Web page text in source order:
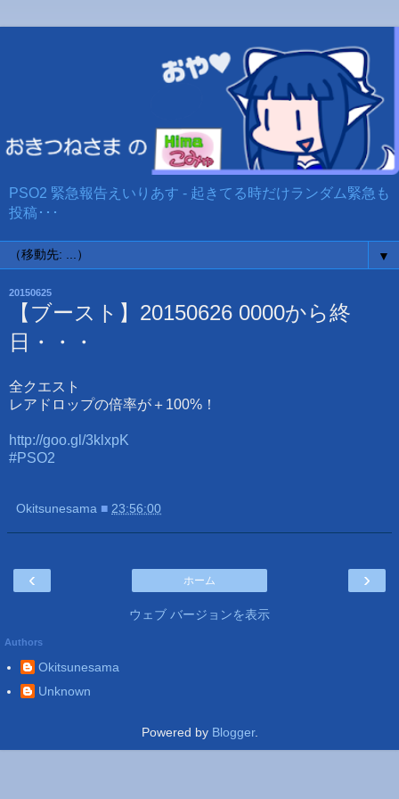
PSO2 緊急報告えいりあす - 起きてる時だけランダム緊急も
投稿･･･
▼
20150625
【ブースト】20150626 0000から終
日・・・
全クエスト
レアドロップの倍率が＋100%！
http://goo.gl/3klxpK
#PSO2
Okitsunesama ■ 23:56:00
‹ ›
ホーム
ウェブ バージョンを表示
Authors
Okitsunesama
Unknown
Powered by Blogger.